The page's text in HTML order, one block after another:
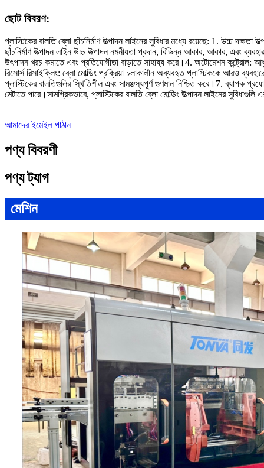
ছোট বিবরণ:
প্লাস্টিকের বালতি ব্লো ছাঁচনির্মাণ উত্পাদন লাইনের সুবিধার মধ্যে রয়েছে: 1. উচ্চ
ছাঁচনির্মাণ উত্পাদন লাইন উচ্চ উত্পাদন নমনীয়তা প্রদান, বিভিন্ন আকার, আকার, এবং
উৎপাদন খরচ কমাতে এবং প্রতিযোগীতা বাড়াতে সাহায্য করে।4. অটোমেশন কন্ট্রোল:
রিসোর্স রিসাইক্লিং: ব্লো মোল্ডিং প্রক্রিয়া চলাকালীন অব্যবহৃত প্লাস্টিককে আরও
প্লাস্টিকের বালতিগুলির স্থিতিশীল এবং সামঞ্জস্যপূর্ণ গুণমান নিশ্চিত করে।7. ব্যাপক
মেটাতে পারে।সামগ্রিকভাবে, প্লাস্টিকের বালতি ব্লো মোল্ডিং উত্পাদন লাইনের
আমাদের ইমেইল পাঠান
পণ্য বিবরণী
পণ্য ট্যাগ
মেশিন